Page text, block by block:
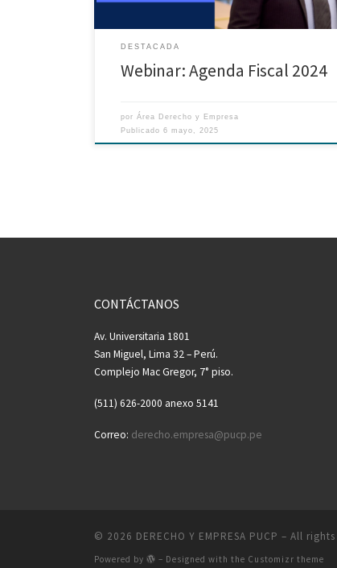
DESTACADA
Webinar: Agenda Fiscal 2024
porÁrea Derecho y Empresa
Publicado6 mayo, 2025
CONTÁCTANOS
Av. Universitaria 1801
San Miguel, Lima 32 – Perú.
Complejo Mac Gregor, 7° piso.
(511) 626-2000 anexo 5141
Correo: derecho.empresa@pucp.pe
© 2026 DERECHO Y EMPRESA PUCP – All rights
Powered by – Designed with the Customizr theme